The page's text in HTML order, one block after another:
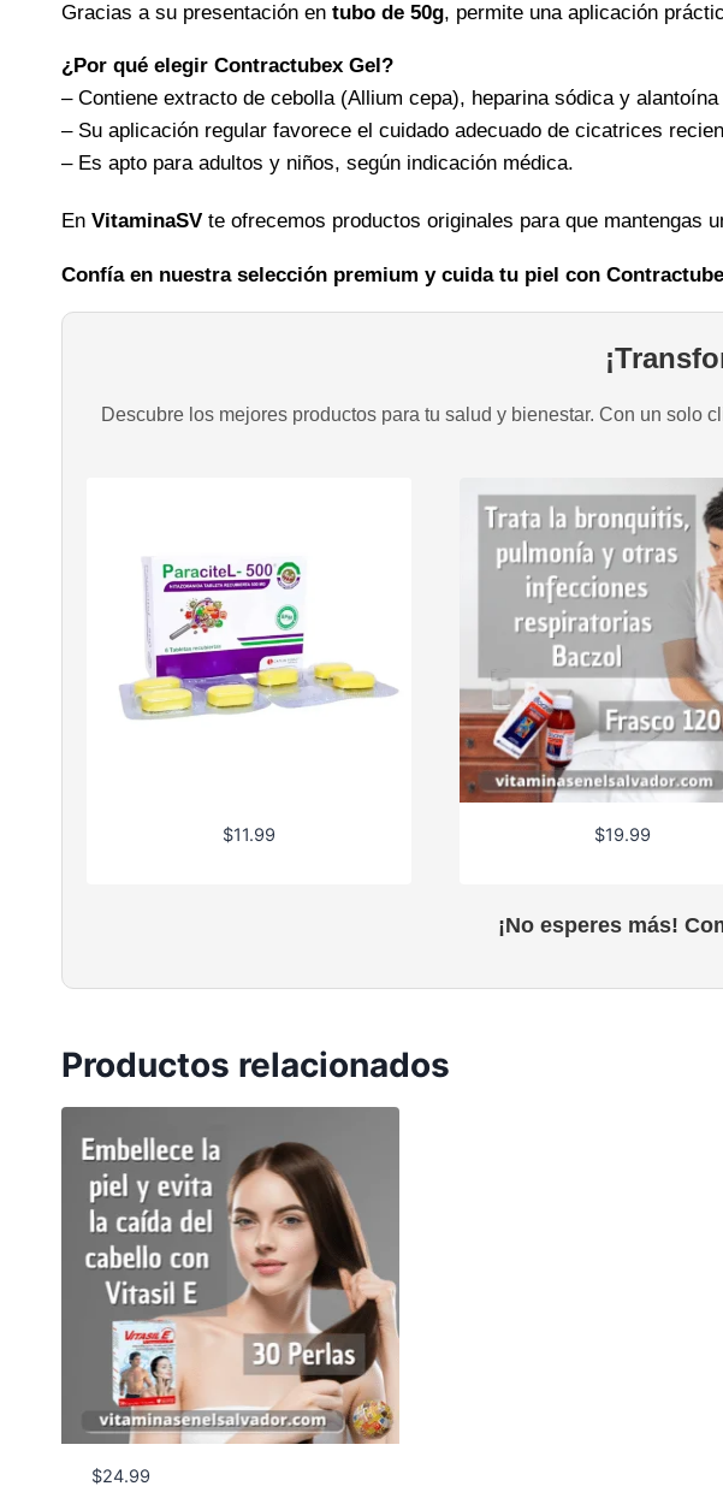
Gracias a su presentación en tubo de 50g, permite una aplicación
¿Por qué elegir Contractubex Gel?
– Contiene extracto de cebolla (Allium cepa), heparina sódica y
– Su aplicación regular favorece el cuidado adecuado de cicatrices
– Es apto para adultos y niños, según indicación médica.
En VitaminaSV te ofrecemos productos originales para que mantengas
Confía en nuestra selección premium y cuida tu piel con
Descubre los mejores productos para tu salud y bienestar. Con un solo
$11.99 $19.99
¡No esperes más!
Productos relacionados
$24.99